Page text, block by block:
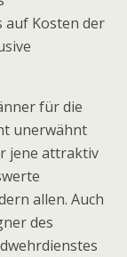
auf Kosten der
für die
unerwähnt
jene attraktiv
allen. Auch
des